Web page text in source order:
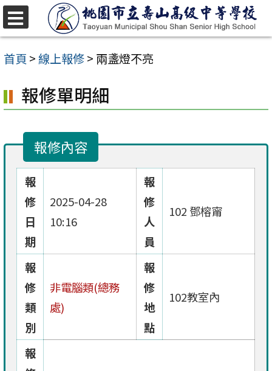
跳
至
主
內
容
首頁 >線上報修> 兩盞燈不亮
報修單明細
報修內容
報
修
日
期
2025-04-28
10:16
報
修
人
員
102 鄧榕甯
報
修
類
別
非電腦類(總務
處)
報
修
地
點
102教室內
報
選
單